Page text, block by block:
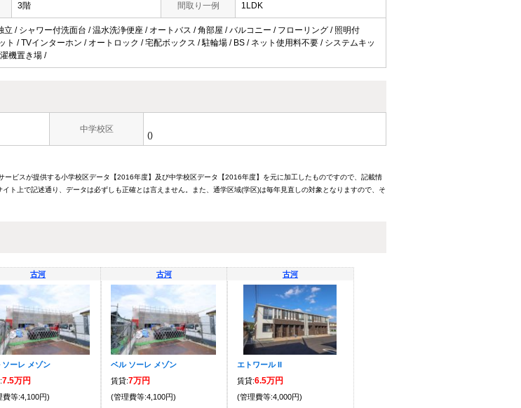
3階 間取り一例 1LDK
/ シャワー付洗面台 / 温水洗浄便座 / オートバス / 角部屋 / バルコニー / フローリング / 照明付
/ TVインターホン / オートロック / 宅配ボックス / 駐輪場 / BS / ネット使用料不要 / システムキッ
機置き場 /
中学校区
()
ビスが提供する小学校区データ【2016年度】及び中学校区データ【2016年度】を元に加工したものですので、記載情
ト上で記述通り、データは必ずしも正確とは言えません。また、通学区域(学区)は毎年見直しの対象となりますので、そ
古河
ソーレ メゾン
7.5万円
費等:4,100円)
古河
ベル ソーレ メゾン
賃貸:7万円
(管理費等:4,100円)
古河
エトワール II
賃貸:6.5万円
(管理費等:4,000円)